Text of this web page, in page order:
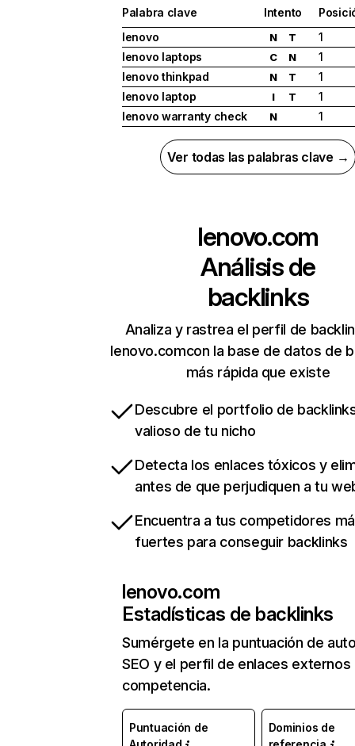
Palabra clave Intento
lenovo
N T
1
lenovo laptops
C N
1
lenovo thinkpad
N T
1
lenovo laptop
I T
1
lenovo warranty check
N 1
Ver todas las palabras clave →
lenovo.com
Análisis de
backlinks
Analiza y rastrea el perfil de
lenovo.comcon la base de datos de
más rápida que existe
Descubre el portfolio de
valioso de tu nicho
Detecta los enlaces tóxicos y
antes de que perjudiquen a tu
Encuentra a tus competidores
fuertes para conseguir backlinks
lenovo.com
Estadísticas de backlinks
Sumérgete en la puntuación de
SEO y el perfil de enlaces externos
competencia.
Puntuación de
Dominios de